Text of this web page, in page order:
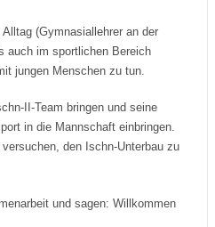
(Gymnasiallehrer an der
auch im sportlichen Bereich
jungen Menschen zu tun.
II-Team bringen und seine
in die Mannschaft einbringen.
den Ischn-Unterbau zu
und sagen: Willkommen